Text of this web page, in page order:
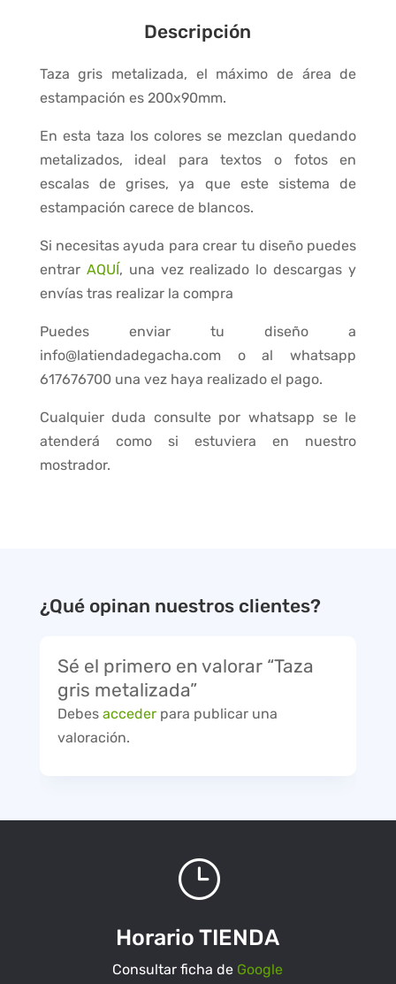
Descripción
Taza gris metalizada, el máximo de área de
estampación es 200x90mm.
En esta taza los colores se mezclan quedando
metalizados, ideal para textos o fotos en
escalas de grises, ya que este sistema de
estampación carece de blancos.
Si necesitas ayuda para crear tu diseño puedes
entrar AQUÍ, una vez realizado lo descargas y
envías tras realizar la compra
Puedes enviar tu diseño a
info@latiendadegacha.com o al whatsapp
617676700 una vez haya realizado el pago.
Cualquier duda consulte por whatsapp se le
atenderá como si estuviera en nuestro
mostrador.
¿Qué opinan nuestros clientes?
Sé el primero en valorar “Taza
gris metalizada”
Debes accederpara publicar una
valoración.
}
Horario TIENDA
Consultar ficha de Google